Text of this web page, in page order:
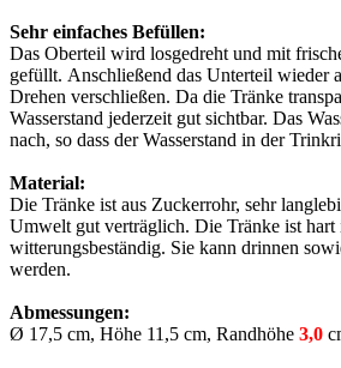
Sehr einfaches Befüllen:
Das Oberteil wird losgedreht und mit
gefüllt. Anschließend das Unterteil wieder
Drehen verschließen. Da die Tränke
Wasserstand jederzeit gut sichtbar. Das
nach, so dass der Wasserstand in der
Material:
Die Tränke ist aus Zuckerrohr, sehr
Umwelt gut verträglich. Die Tränke ist hart
witterungsbeständig. Sie kann drinnen
werden.
Abmessungen:
Ø 17,5 cm, Höhe 11,5 cm, Randhöhe 3,0